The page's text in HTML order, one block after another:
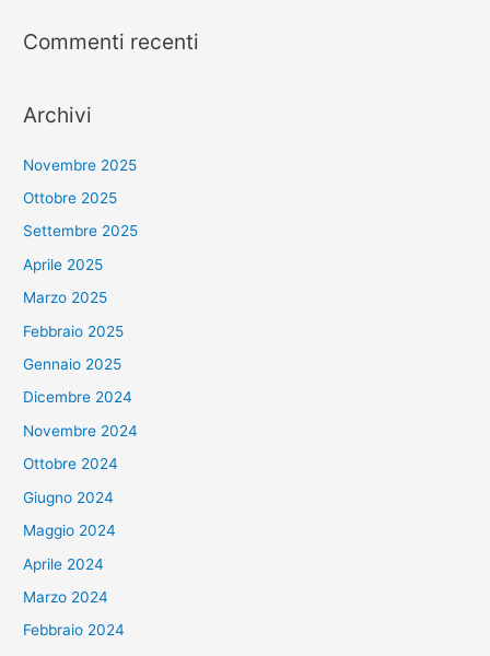
Commenti recenti
Archivi
Novembre 2025
Ottobre 2025
Settembre 2025
Aprile 2025
Marzo 2025
Febbraio 2025
Gennaio 2025
Dicembre 2024
Novembre 2024
Ottobre 2024
Giugno 2024
Maggio 2024
Aprile 2024
Marzo 2024
Febbraio 2024